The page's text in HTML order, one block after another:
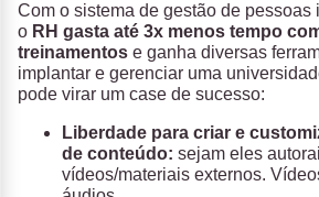
Com o sistema de gestão de pessoas
o RH gasta até 3x menos tempo
treinamentos e ganha diversas
implantar e gerenciar uma
pode virar um case de sucesso:
Liberdade para criar e
de conteúdo: sejam eles
vídeos/materiais externos.